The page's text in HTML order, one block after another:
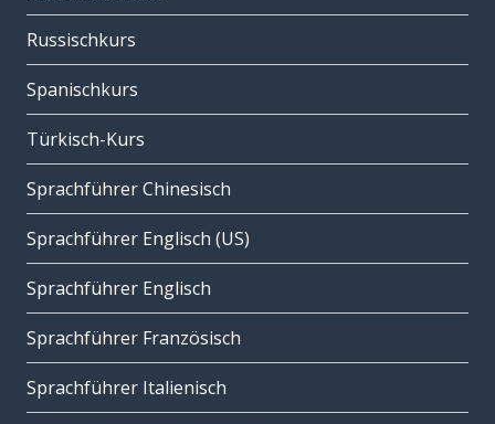
Russischkurs
Spanischkurs
Türkisch-Kurs
Sprachführer Chinesisch
Sprachführer Englisch (US)
Sprachführer Englisch
Sprachführer Französisch
Sprachführer Italienisch